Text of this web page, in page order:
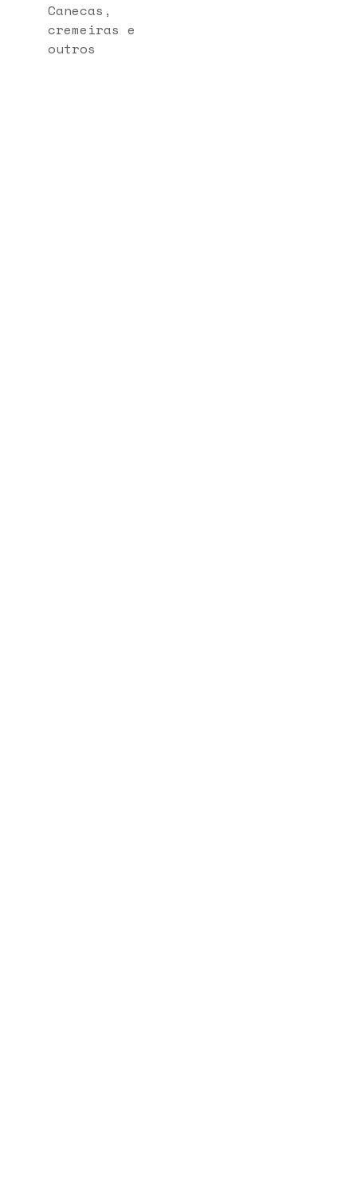
Canecas,
cremeiras e
outros